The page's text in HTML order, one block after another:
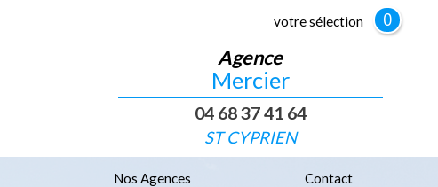
votre sélection 0
Agence
Mercier
04 68 37 41 64
ST CYPRIEN
Nos Agences Contact